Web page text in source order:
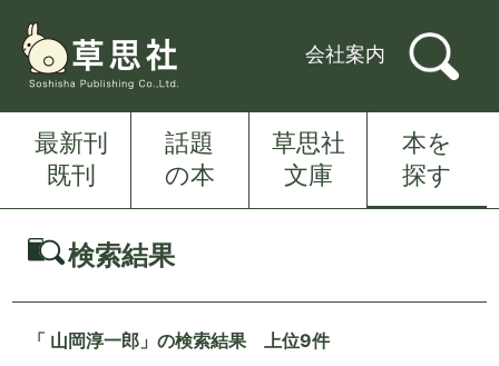
会社案内
最新刊
既刊
話題
の本
草思社
文庫
本を
探す
検索結果
「 山岡淳一郎」の検索結果 上位9件